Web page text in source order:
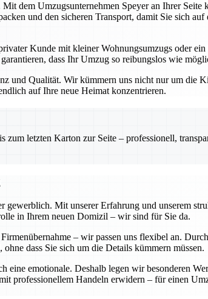
dem Umzugsunternehmen Speyer an Ihrer Seite
und den sicheren Transport, damit Sie sich auf
Kunde mit kleiner Wohnungsumzugs oder
dass Ihr Umzug so reibungslos wie
und Qualität. Wir kümmern uns nicht nur um die
auf Ihre neue Heimat konzentrieren.
zum letzten Karton zur Seite – professionell,
Mit unserer Erfahrung und unserem
in Ihrem neuen Domizil – wir sind für Sie da.
– wir passen uns flexibel an.
dass Sie sich um die Details kümmern müssen.
emotionale. Deshalb legen wir besonderen
professionellem Handeln erwidern – für einen